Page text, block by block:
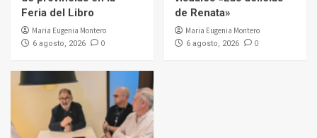
Feria del Libro
Maria Eugenia Montero
6 agosto, 2026 0
de Renata»
Maria Eugenia Montero
6 agosto, 2026 0